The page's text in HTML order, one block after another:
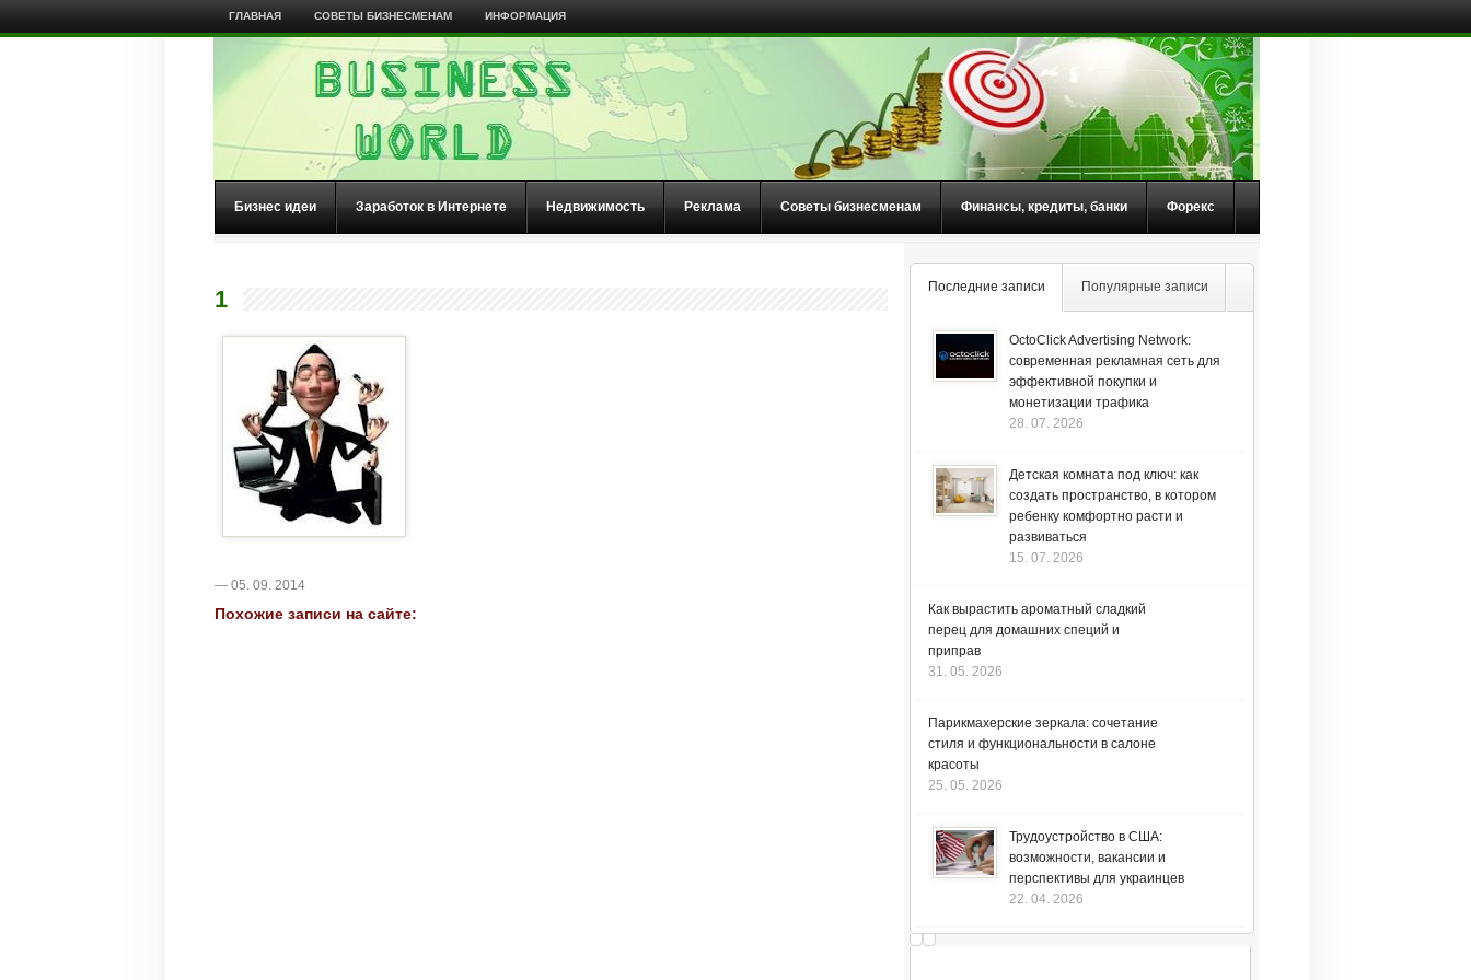
ГЛАВНАЯ СОВЕТЫ БИЗНЕСМЕНАМ ИНФОРМАЦИЯ
Бизнес идеи Заработок в Интернете Недвижимость Реклама Советы бизнесменам Финансы, кредиты, банки Форекс
1
— 05. 09. 2014
Похожие записи на сайте:
Последние записи Популярные записи
OctoClick Advertising Network:
современная рекламная сеть для
эффективной покупки и
монетизации трафика
28. 07. 2026
Детская комната под ключ: как
создать пространство, в котором
ребенку комфортно расти и
развиваться
15. 07. 2026
Как вырастить ароматный сладкий
перец для домашних специй и
приправ
31. 05. 2026
Парикмахерские зеркала: сочетание
стиля и функциональности в салоне
красоты
25. 05. 2026
Трудоустройство в США:
возможности, вакансии и
перспективы для украинцев
22. 04. 2026